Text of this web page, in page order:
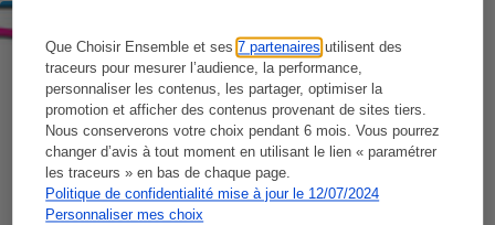
Que Choisir Ensemble et ses7 partenaires utilisent des
traceurs pour mesurer l’audience, la performance,
personnaliser les contenus, les partager, optimiser la
promotion et afficher des contenus provenant de sites tiers.
Nous conserverons votre choix pendant 6 mois. Vous pourrez
changer d’avis à tout moment en utilisant le lien « paramétrer
les traceurs » en bas de chaque page.
Politique de confidentialité mise à jour le 12/07/2024
Personnaliser mes choix